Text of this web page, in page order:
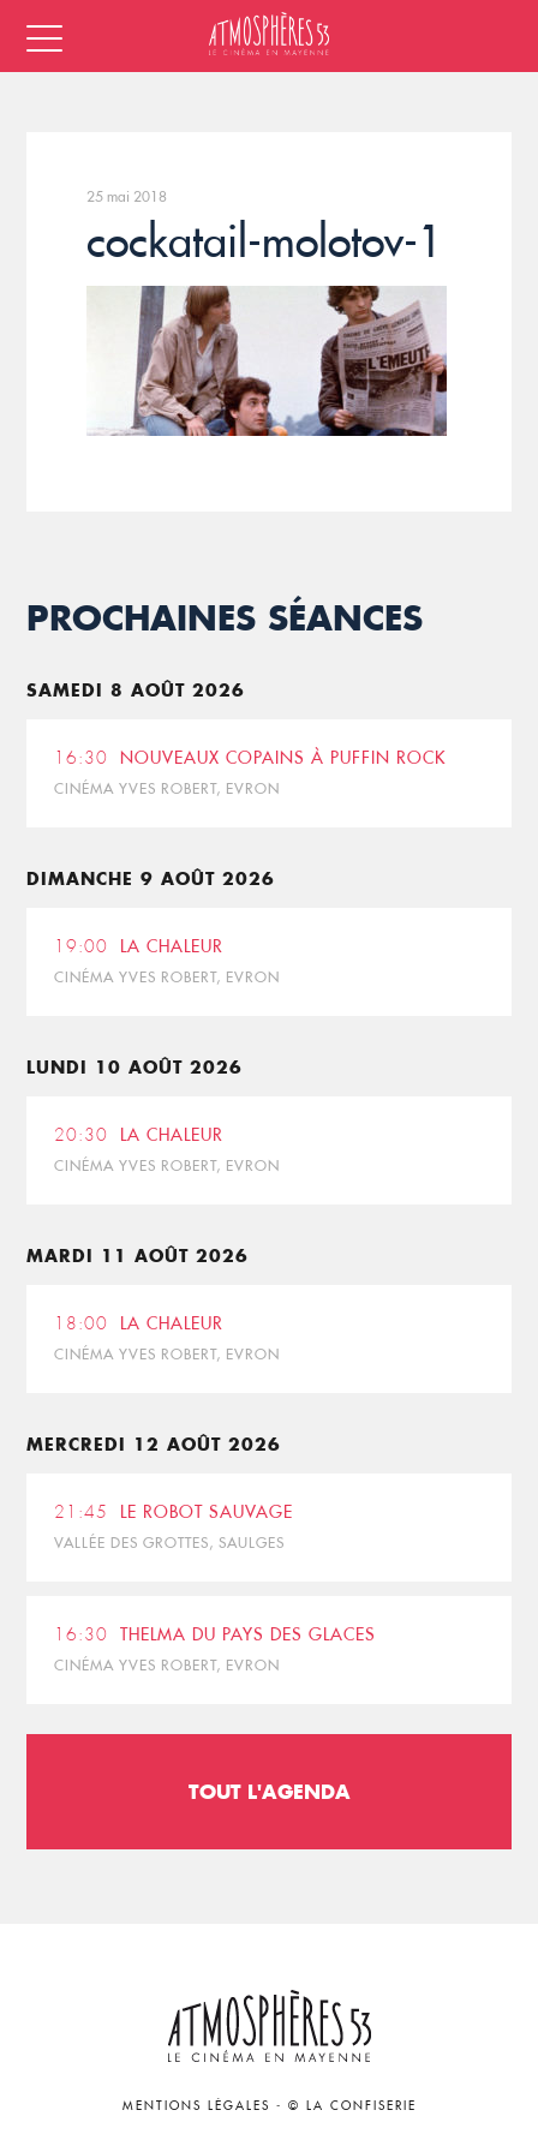
25 mai 2018
cockatail-molotov-1
PROCHAINES SÉANCES
SAMEDI 8 AOÛT 2026
16:30 NOUVEAUX COPAINS À PUFFIN ROCK
CINÉMA YVES ROBERT, EVRON
DIMANCHE 9 AOÛT 2026
19:00 LA CHALEUR
CINÉMA YVES ROBERT, EVRON
LUNDI 10 AOÛT 2026
20:30 LA CHALEUR
CINÉMA YVES ROBERT, EVRON
MARDI 11 AOÛT 2026
18:00 LA CHALEUR
CINÉMA YVES ROBERT, EVRON
MERCREDI 12 AOÛT 2026
21:45 LE ROBOT SAUVAGE
VALLÉE DES GROTTES, SAULGES
16:30 THELMA DU PAYS DES GLACES
CINÉMA YVES ROBERT, EVRON
TOUT L'AGENDA
MENTIONS LÉGALES - © LA CONFISERIE